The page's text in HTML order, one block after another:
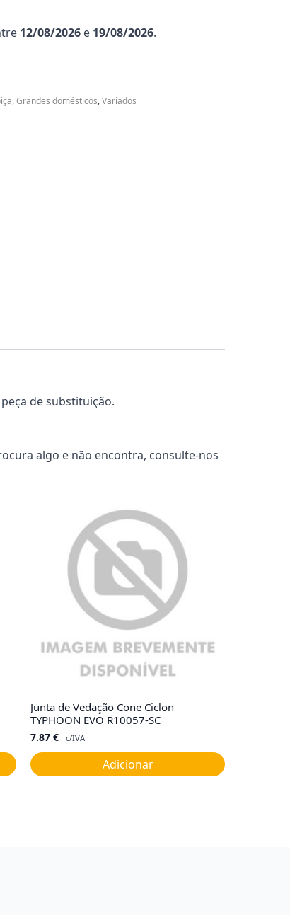
12/08/2026 e 19/08/2026.
,Grandes domésticos,Variados
de substituição.
algo e não encontra, consulte-nos
Junta de Vedação Cone Ciclon
TYPHOON EVO R10057-SC
7.87 € c/IVA
Adicionar